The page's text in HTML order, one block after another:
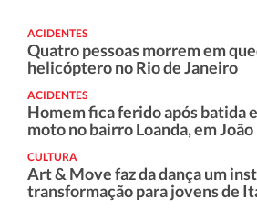
ACIDENTES
Quatro pessoas morrem em
helicóptero no Rio de Janeiro
ACIDENTES
Homem fica ferido após batida
moto no bairro Loanda, em
CULTURA
Art & Move faz da dança um
transformação para jovens de